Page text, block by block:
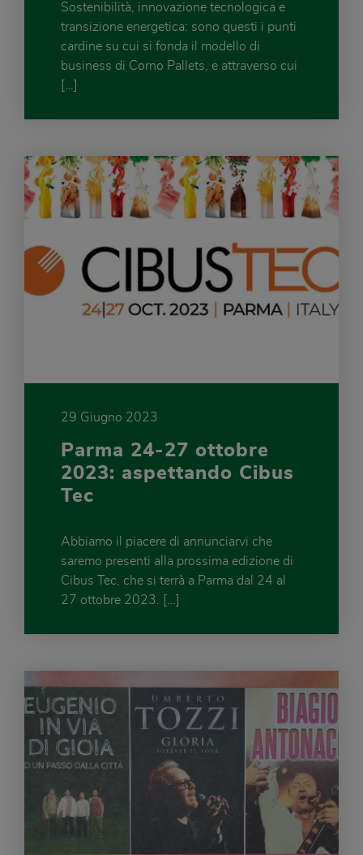
Sostenibilità, innovazione tecnologica e
transizione energetica: sono questi i punti
cardine su cui si fonda il modello di
business di Corno Pallets, e attraverso cui
29 Giugno 2023
Parma 24-27 ottobre
2023: aspettando Cibus
Tec
Abbiamo il piacere di annunciarvi che
saremo presenti alla prossima edizione di
Cibus Tec, che si terrà a Parma dal 24 al
27 ottobre 2023. […]